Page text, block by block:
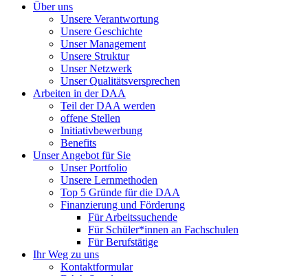
Über uns
Unsere Verantwortung
Unsere Geschichte
Unser Management
Unsere Struktur
Unser Netzwerk
Unser Qualitätsversprechen
Arbeiten in der DAA
Teil der DAA werden
offene Stellen
Initiativbewerbung
Benefits
Unser Angebot für Sie
Unser Portfolio
Unsere Lernmethoden
Top 5 Gründe für die DAA
Finanzierung und Förderung
Für Arbeitssuchende
Für Schüler*innen an Fachschulen
Für Berufstätige
Ihr Weg zu uns
Kontaktformular